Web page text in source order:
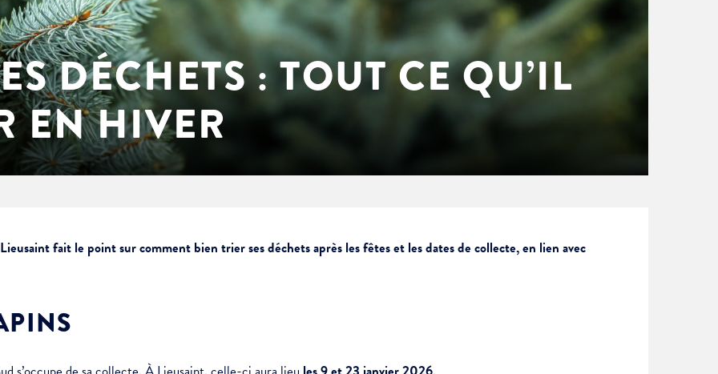
DÉCHETS : TOUT CE QU’IL
EN HIVER
fait le point sur comment bien trier ses déchets après les fêtes et les dates de collecte, en lien avec